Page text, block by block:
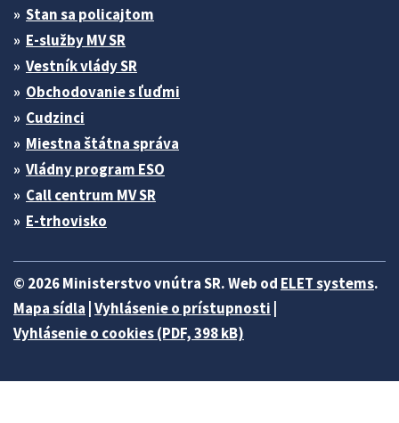
Stan sa policajtom
E-služby MV SR
Vestník vlády SR
Obchodovanie s ľuďmi
Cudzinci
Miestna štátna správa
Vládny program ESO
Call centrum MV SR
E-trhovisko
© 2026 Ministerstvo vnútra SR. Web od ELET systems.
Mapa sídla Vyhlásenie o prístupnosti
Vyhlásenie o cookies (PDF, 398 kB)